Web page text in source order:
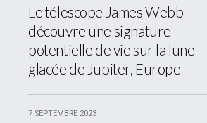
Le télescope James Webb
découvre une signature
potentielle de vie sur la lune
glacée de Jupiter, Europe
7 SEPTEMBRE 2023